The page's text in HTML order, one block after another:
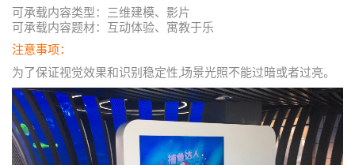
可承载内容类型：三维建模、影片
可承载内容题材：互动体验、寓教于乐
注意事项：
为了保证视觉效果和识别稳定性,场景光照不能过暗或者过亮。